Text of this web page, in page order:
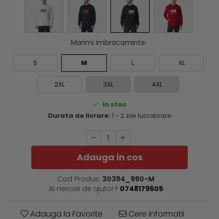
Marimi imbracaminte:
S M L XL
2XL 3XL 4XL
In stoc
Durata de livrare: 1 - 2 zile lucratoare
Adauga in cos
Cod Produs: 30394_990-M
Ai nevoie de ajutor? 0748179605
Adauga la Favorite Cere informatii